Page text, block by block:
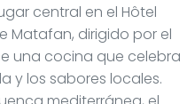
central en el Hôtel
Matafan, dirigido por el
una cocina que celebra
y los sabores locales.